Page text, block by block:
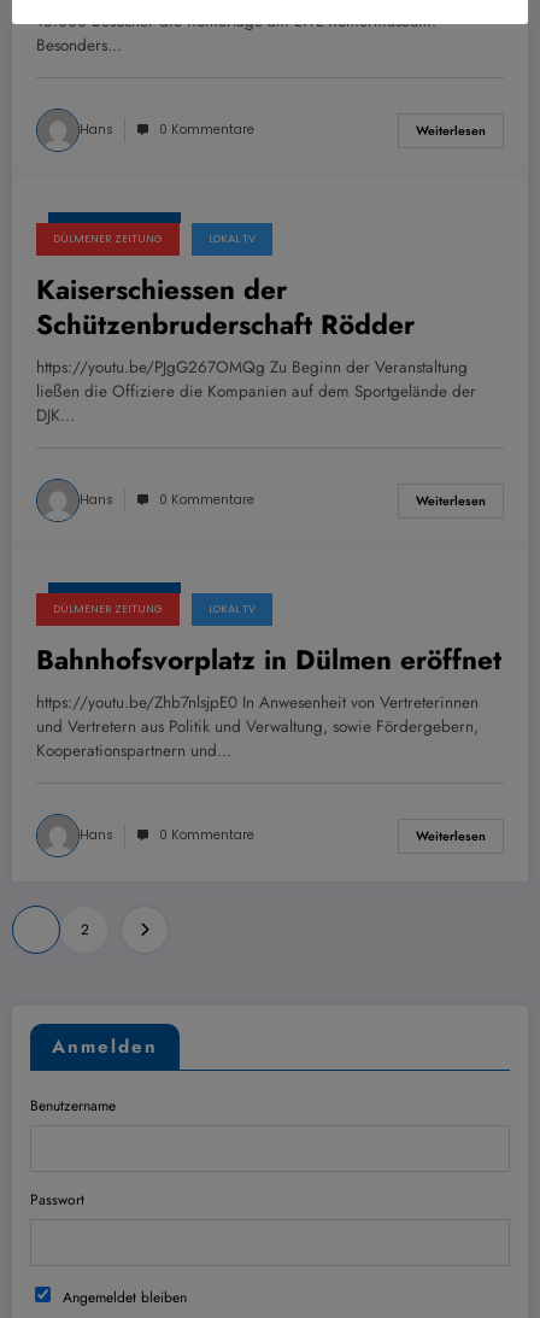
16.000 Besucher die Römertage am LWL Römermuseum.
Besonders…
Hans 0 Kommentare Weiterlesen
15. August 2022
DÜLMENER ZEITUNG LOKAL TV
Kaiserschiessen der
Schützenbruderschaft Rödder
https://youtu.be/PJgG267OMQg Zu Beginn der Veranstaltung
ließen die Offiziere die Kompanien auf dem Sportgelände der
DJK…
Hans 0 Kommentare Weiterlesen
15. August 2022
DÜLMENER ZEITUNG LOKAL TV
Bahnhofsvorplatz in Dülmen eröffnet
https://youtu.be/Zhb7nlsjpE0 In Anwesenheit von Vertreterinnen
und Vertretern aus Politik und Verwaltung, sowie Fördergebern,
Kooperationspartnern und…
Hans 0 Kommentare Weiterlesen
Seitennummerierung
der
2
Anmelden
Benutzername
Passwort
Angemeldet bleiben